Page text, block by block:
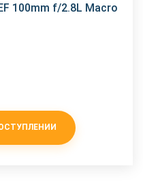
100mm f/2.8L Macro